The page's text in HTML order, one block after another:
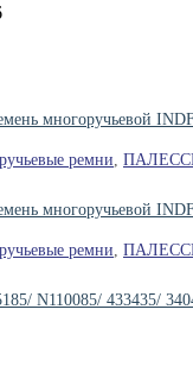
многоручьевой
ремни
многоручьевой
ремни
N110085/ 433435/